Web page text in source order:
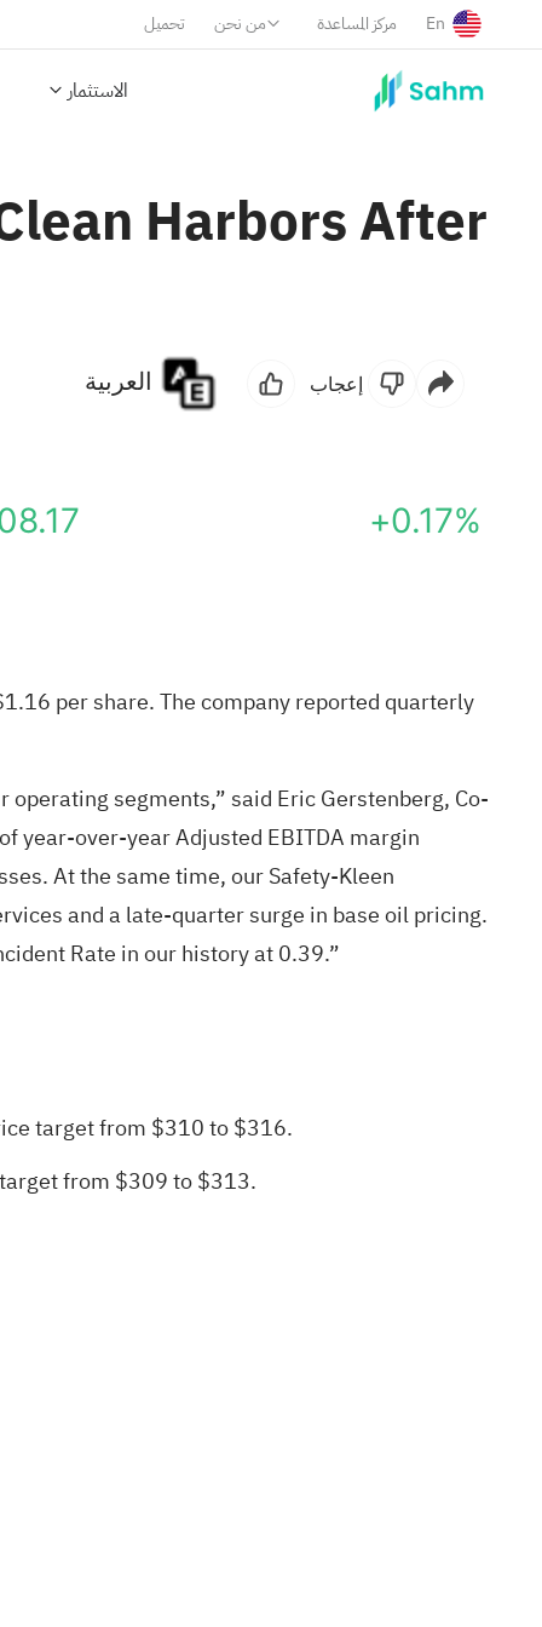
تحميل من نحن مركز المساعدة En
الاستثمار
Harbors After
إعجاب
+0.17%
per share. The company reported quarterly
segments,” said Eric Gerstenberg, Co-
year-over-year Adjusted EBITDA margin
At the same time, our Safety-Kleen
and a late-quarter surge in base oil pricing.
Rate in our history at 0.39.”
target from $310 to $316.
from $309 to $313.